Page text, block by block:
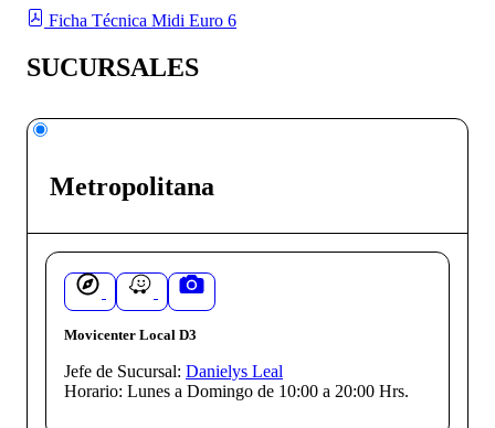
Ficha Técnica Midi Euro 6
SUCURSALES
Metropolitana
Movicenter Local D3
Jefe de Sucursal: Danielys Leal
Horario: Lunes a Domingo de 10:00 a 20:00 Hrs.